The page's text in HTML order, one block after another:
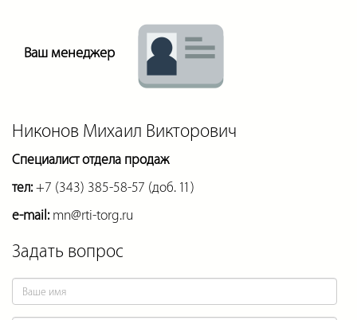
Ваш менеджер
Никонов Михаил Викторович
Специалист отдела продаж
тел:+7 (343) 385-58-57 (доб. 11)
e-mail:mn@rti-torg.ru
Задать вопрос